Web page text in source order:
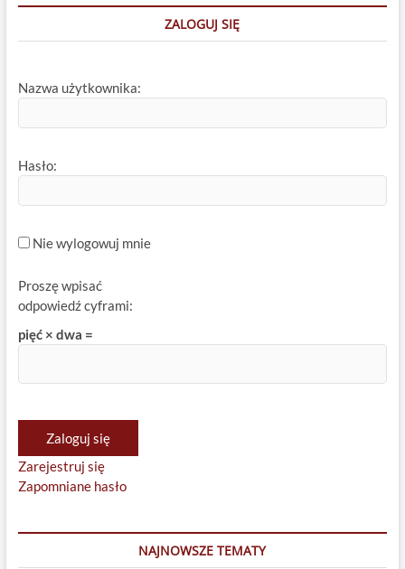
ZALOGUJ SIĘ
Nazwa użytkownika:
Hasło:
Nie wylogowuj mnie
Proszę wpisać
odpowiedź cyframi:
pięć × dwa =
Zaloguj się
Zarejestruj się
Zapomniane hasło
NAJNOWSZE TEMATY